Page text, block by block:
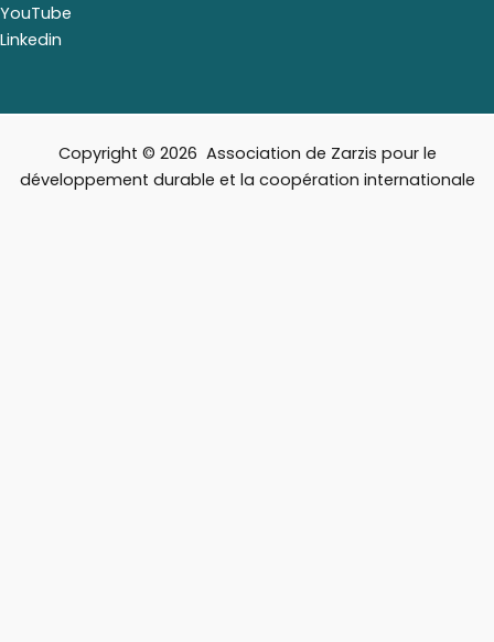
YouTube
Linkedin
Copyright © 2026 Association de Zarzis pour le
développement durable et la coopération internationale